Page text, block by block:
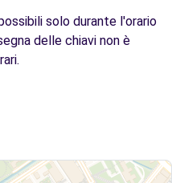
solo durante l'orario
delle chiavi non è